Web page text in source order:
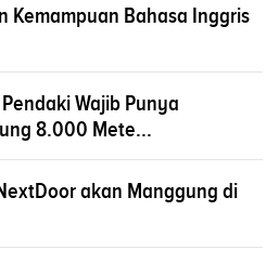
Kemampuan Bahasa Inggris
Wajib Punya
8.000 Mete...
akan Manggung di